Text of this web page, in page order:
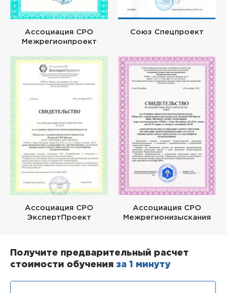
Ассоциация СРО
Межрегионпроект
Союз Спецпроект
Ассоциация СРО
ЭкспертПроект
Ассоциация СРО
Межрегионизыскания
Получите предварительный расчет
стоимости обучения за 1 минуту